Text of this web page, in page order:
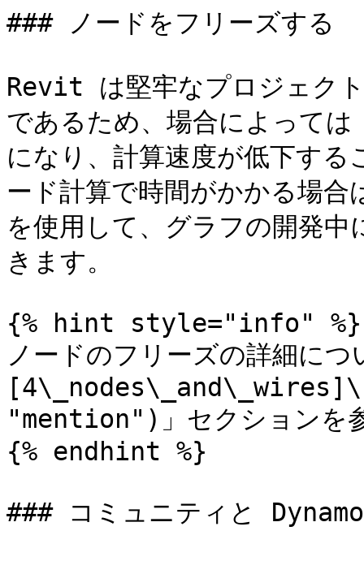
### ノードをフリーズする
Revit は堅牢なプロジェク
であるため、場合によって
になり、計算速度が低下す
ード計算で時間がかかる場
を使用して、グラフの開発
きます。
{% hint style="info" %}
ノードのフリーズの詳細に
"mention")」セクションを
{% endhint %}
### コミュニティと